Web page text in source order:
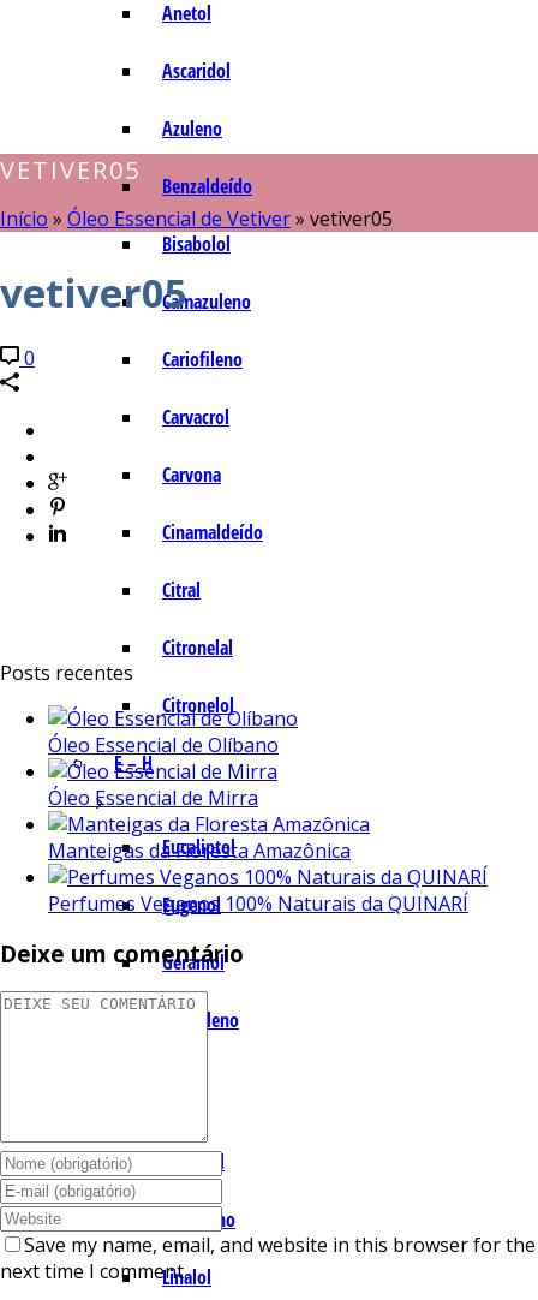
Anetol
Ascaridol
Azuleno
Benzaldeído
Bisabolol
Camazuleno
Cariofileno
Carvacrol
Carvona
Cinamaldeído
Citral
Citronelal
Citronelol
E – H
Eucaliptol
Eugenol
Geraniol
Humuleno
Lemonal
Limoneno
Linalol
VETIVER05
Início » Óleo Essencial de Vetiver» vetiver05
vetiver05
0
Posts recentes
Óleo Essencial de Olíbano
Óleo Essencial de Mirra
Manteigas da Floresta Amazônica
Perfumes Veganos 100% Naturais da QUINARÍ
Deixe um comentário
Save my name, email, and website in this browser for the
next time I comment.